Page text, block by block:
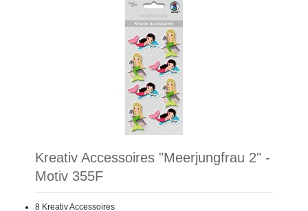
Kreativ Accessoires "Meerjungfrau 2" -
Motiv 355F
8 Kreativ Accessoires